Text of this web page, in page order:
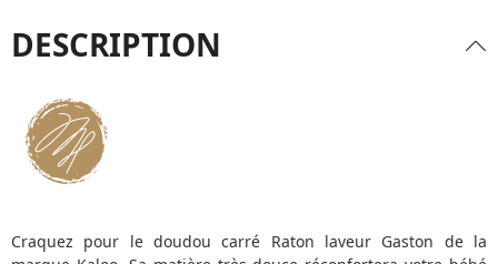
DESCRIPTION
Craquez pour le doudou carré Raton laveur Gaston de la